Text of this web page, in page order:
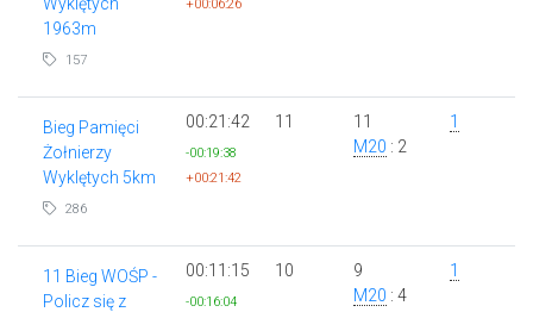
1963m
157
+00:06:26
Bieg Pamięci
Żołnierzy
Wyklętych 5km
286
00:21:42
-00:19:38
+00:21:42
11
11
M20 : 2
1
11 Bieg WOŚP -
Policz się z
00:11:15
-00:16:04
10
9
M20 : 4
1